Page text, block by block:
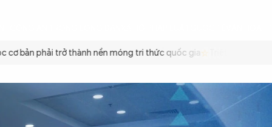
bản phải trở thành nền móng tri thức quốc gia Triệt để tiết kiệm